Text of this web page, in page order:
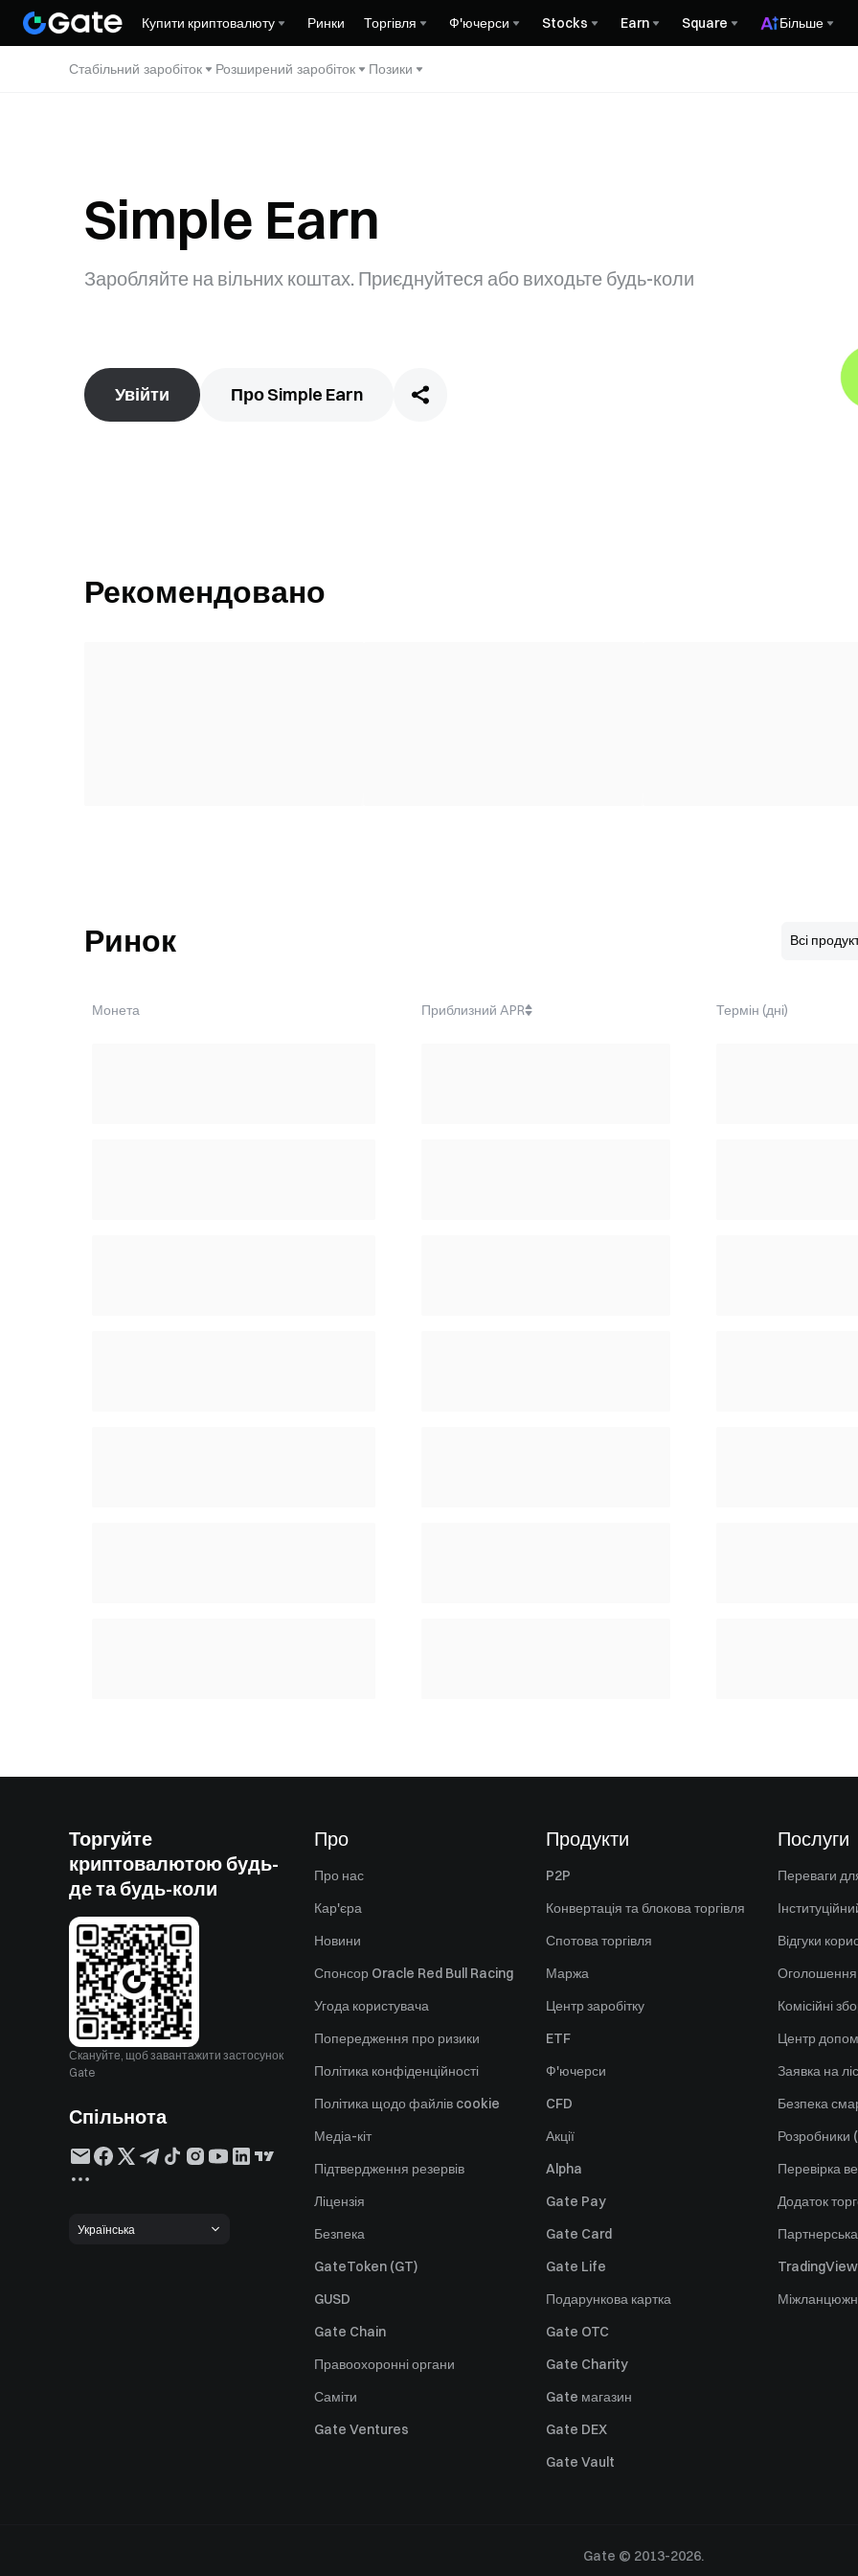
Купити криптовалюту Ринки Торгівля Ф'ючерси Stocks Earn Square Більше
Стабільний заробіток Розширений заробіток Позики
Simple Earn
Заробляйте на вільних коштах. Приєднуйтеся або виходьте будь-коли
Увійти Про Simple Earn
Рекомендовано
Ринок
Монета Приблизний APR Термін (дні)
Торгуйте
криптовалютою будь-
де та будь-коли
Скануйте, щоб завантажити застосунок
Gate
Спільнота
Українська
Про
Про нас
Кар'єра
Новини
Спонсор Oracle Red Bull Racing
Угода користувача
Попередження про ризики
Політика конфіденційності
Політика щодо файлів cookie
Медіа-кіт
Підтвердження резервів
Ліцензія
Безпека
GateToken (GT)
GUSD
Gate Chain
Правоохоронні органи
Саміти
Gate Ventures
Продукти
P2P
Конвертація та блокова торгівля
Спотова торгівля
Маржа
Центр заробітку
ETF
Ф'ючерси
CFD
Акції
Alpha
Gate Pay
Gate Card
Gate Life
Подарункова картка
Gate OTC
Gate Charity
Gate магазин
Gate DEX
Gate Vault
Послуги
Переваги
Відгуки
Оголошення
Комісійні
Центр
Заявка на
Безпека
Розробники
Перевірка
Додаток
TradingView
Gate © 2013-2026.